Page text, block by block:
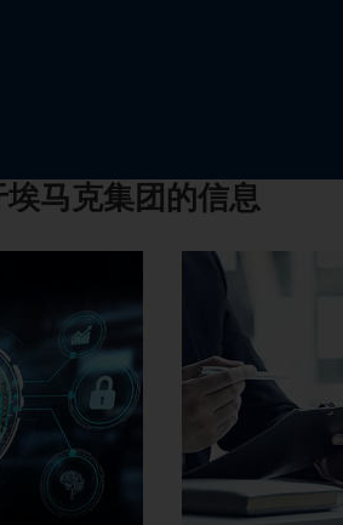
马克集团的信息